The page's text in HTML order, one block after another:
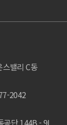
밸리 C동
2042
단 144B - 9L